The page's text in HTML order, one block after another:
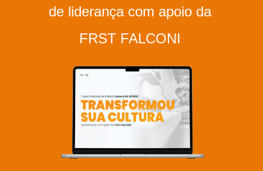
de liderança com apoio da
FRST FALCONI